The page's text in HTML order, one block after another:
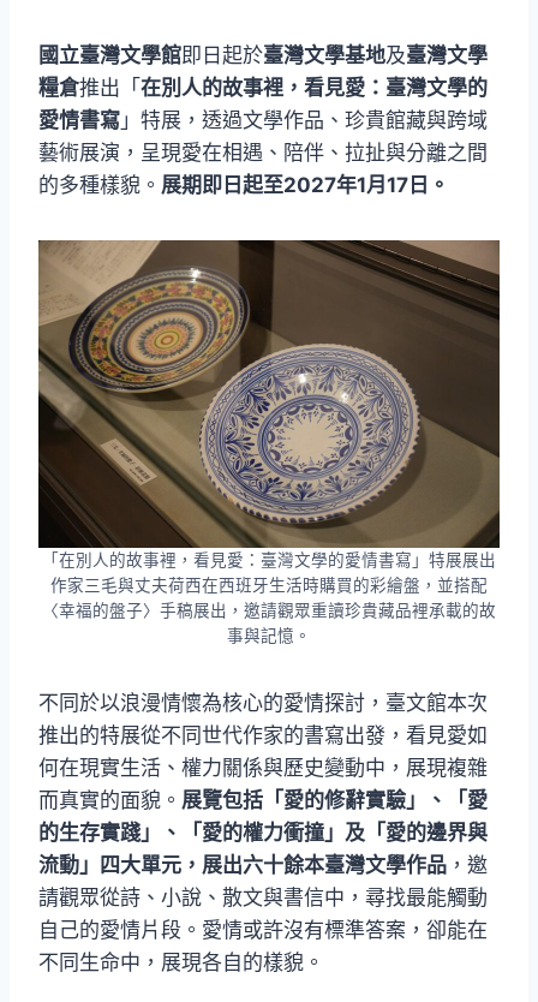
國立臺灣文學館即日起於臺灣文學基地及臺灣文學
糧倉推出「 在別人的故事裡，看見愛：臺灣文學的
愛情書寫 」特展，透過文學作品、珍貴館藏與跨域
藝術展演，呈現愛在相遇、陪伴、拉扯與分離之間
的多種樣貌。 展期即日起至2027年1月17日。
「在別人的故事裡，看見愛：臺灣文學的愛情書寫」特展展出
作家三毛與丈夫荷西在西班牙生活時購買的彩繪盤，並搭配
〈幸福的盤子〉手稿展出，邀請觀眾重讀珍貴藏品裡承載的故
事與記憶。
不同於以浪漫情懷為核心的愛情探討，臺文館本次
推出的特展從不同世代作家的書寫出發，看見愛如
何在現實生活、權力關係與歷史變動中，展現複雜
而真實的面貌。 展覽包括「愛的修辭實驗」、「愛
的生存實踐」、「愛的權力衝撞」及「愛的邊界與
流動」四大單元，展出六十餘本臺灣文學作品 ，邀
請觀眾從詩、小說、散文與書信中，尋找最能觸動
自己的愛情片段。愛情或許沒有標準答案，卻能在
不同生命中，展現各自的樣貌。